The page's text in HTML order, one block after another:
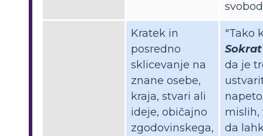
Kratek in
posredno
sklicevanje na
znane osebe,
kraja, stvari ali
ideje, običajno
zgodovinskega,
"Tako
Sokrat
da je
mislih,
da